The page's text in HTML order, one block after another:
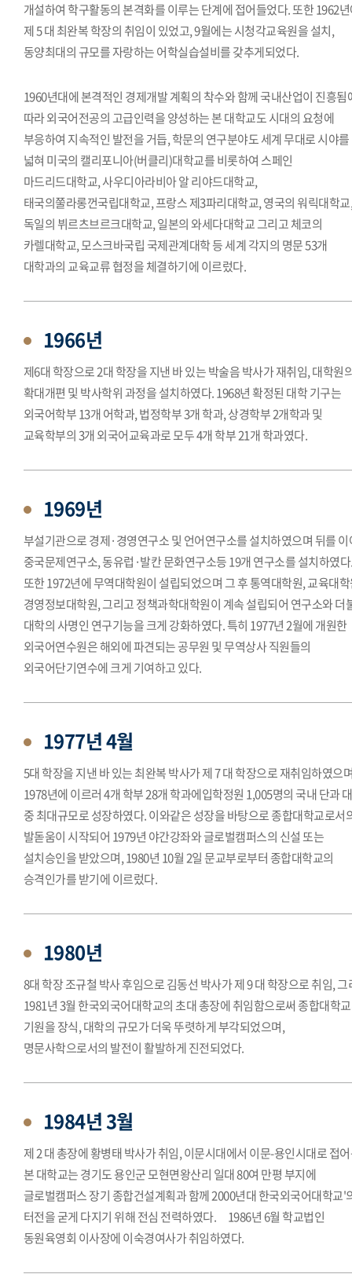
개설하여 학구활동의 본격화를 이루는 단계에 접어들었다. 또한 1962
제 5 대 최완복 학장의 취임이 있었고, 9월에는 시청각교육원을 설치,
동양최대의 규모를 자랑하는 어학실습설비를 갖추게되었다.
1960년대에 본격적인 경제개발 계획의 착수와 함께 국내산업이 진흥됨
따라 외국어전공의 고급인력을 양성하는 본 대학교도 시대의 요청에
부응하여 지속적인 발전을 거듭, 학문의 연구분야도 세계 무대로 시야를
넓혀 미국의 캘리포니아(버클리)대학교를 비롯하여 스페인
마드리드대학교, 사우디아라비아 알 리야드대학교,
태국의쭐라롱껀국립대학교, 프랑스 제3파리대학교, 영국의 워릭대학
독일의 뷔르츠브르크대학교, 일본의 와세다대학교 그리고 체코의
카렐대학교, 모스크바국립 국제관계대학 등 세계 각지의 명문 53개
대학과의 교육교류 협정을 체결하기에 이르렀다.
1966년
제6대 학장으로 2대 학장을 지낸 바 있는 박술음 박사가 재취임, 대학원
확대개편 및 박사학위 과정을 설치하였다. 1968년 확정된 대학 기구는
외국어학부 13개 어학과, 법정학부 3개 학과, 상경학부 2개학과 및
교육학부의 3개 외국어교육과로 모두 4개 학부 21개 학과였다.
1969년
부설기관으로 경제·경영연구소 및 언어연구소를 설치하였으며 뒤를 이
중국문제연구소, 동유럽·발칸 문화연구소등 19개 연구소를 설치하였
또한 1972년에 무역대학원이 설립되었으며 그 후 통역대학원, 교육대
경영정보대학원, 그리고 정책과학대학원이 계속 설립되어 연구소와 더
대학의 사명인 연구기능을 크게 강화하였다. 특히 1977년 2월에 개원한
외국어연수원은 해외에 파견되는 공무원 및 무역상사 직원들의
외국어단기연수에 크게 기여하고 있다.
1977년 4월
5대 학장을 지낸 바 있는 최완복 박사가 제 7 대 학장으로 재취임하였으
1978년에 이르러 4개 학부 28개 학과에입학정원 1,005명의 국내 단과
중 최대규모로 성장하였다. 이와같은 성장을 바탕으로 종합대학교로서
발돋움이 시작되어 1979년 야간강좌와 글로벌캠퍼스의 신설 또는
설치승인을 받았으며, 1980년 10월 2일 문교부로부터 종합대학교의
승격인가를 받기에 이르렀다.
1980년
8대 학장 조규철 박사 후임으로 김동선 박사가 제 9 대 학장으로 취임, 그
1981년 3월 한국외국어대학교의 초대 총장에 취임함으로써 종합대학
기원을 장식, 대학의 규모가 더욱 뚜렷하게 부각되었으며,
명문사학으로서의 발전이 활발하게 진전되었다.
1984년 3월
제 2 대 총장에 황병태 박사가 취임, 이문시대에서 이문-용인시대로 접
본 대학교는 경기도 용인군 모현면왕산리 일대 80여 만평 부지에
글로벌캠퍼스 장기 종합건설계획과 함께 2000년대 한국외국어대학교'
터전을 굳게 다지기 위해 전심 전력하였다. 1986년 6월 학교법인
동원육영회 이사장에 이숙경여사가 취임하였다.